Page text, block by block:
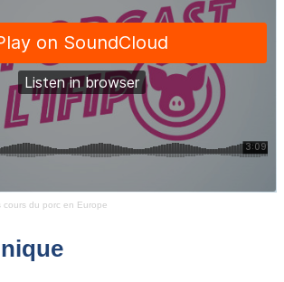
cours du porc en Europe